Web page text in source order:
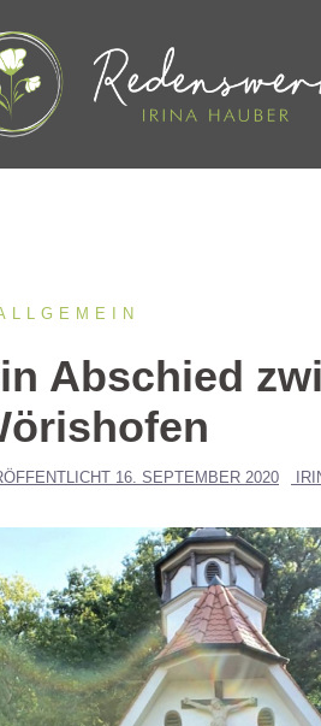
Abschied
16. SEPTEMBER 2020